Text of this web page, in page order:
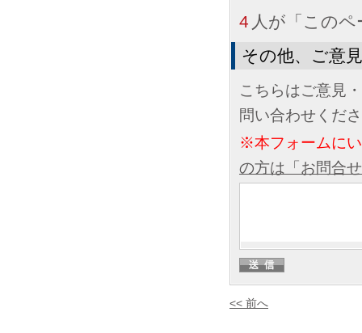
4 人が「この
その他、ご意
こちらはご意見
問い合わせくだ
※本フォームに
の方は「お問合
<< 前へ